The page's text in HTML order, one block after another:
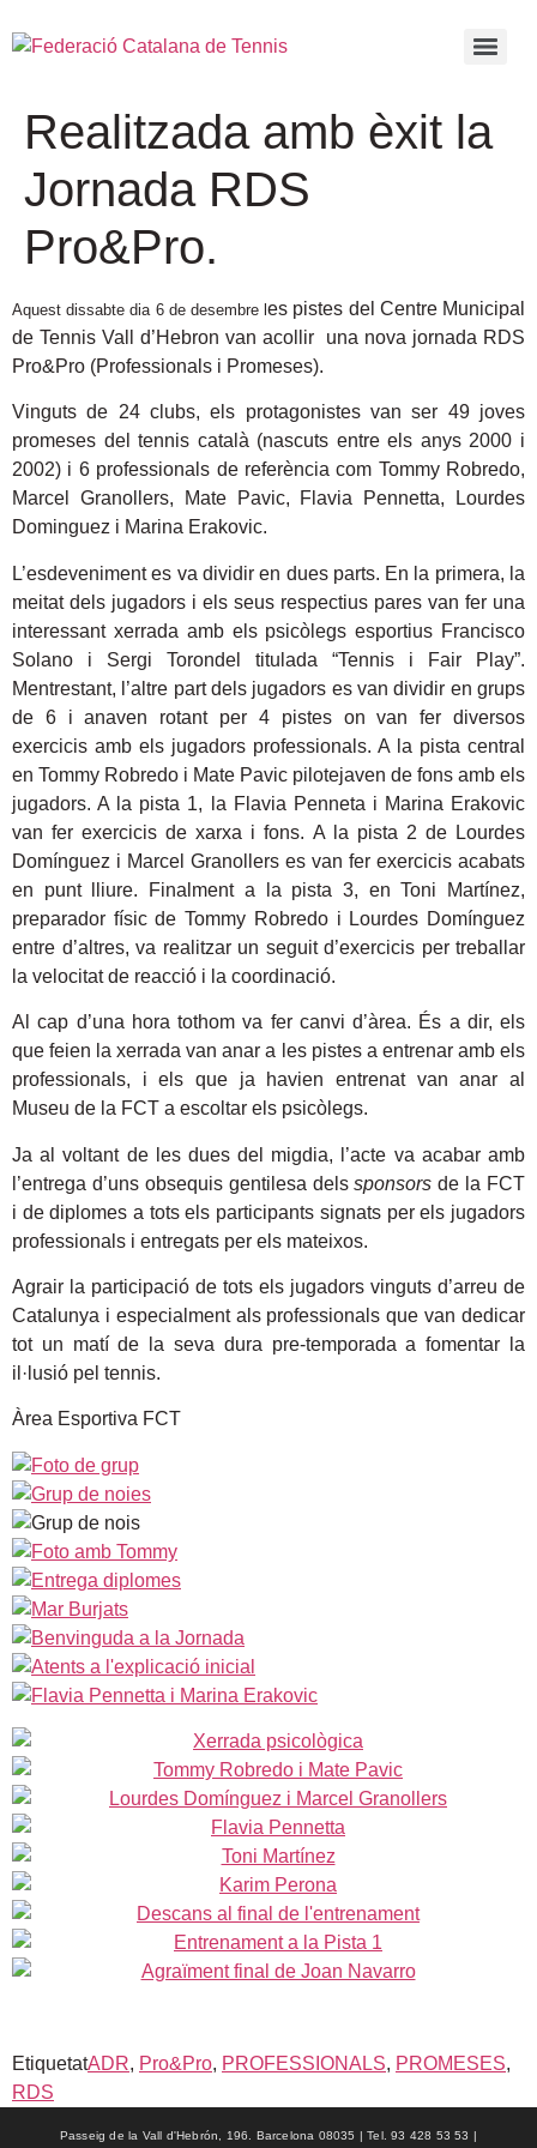
Realitzada amb èxit la
Jornada RDS
Pro&Pro.
Aquest dissabte dia 6 de desembre les pistes del Centre Municipal
de Tennis Vall d’Hebron van acollir una nova jornada RDS
Pro&Pro (Professionals i Promeses).
Vinguts de 24 clubs, els protagonistes van ser 49 joves
promeses del tennis català (nascuts entre els anys 2000 i
2002) i 6 professionals de referència com Tommy Robredo,
Marcel Granollers, Mate Pavic, Flavia Pennetta, Lourdes
Dominguez i Marina Erakovic.
L’esdeveniment es va dividir en dues parts. En la primera, la
meitat dels jugadors i els seus respectius pares van fer una
interessant xerrada amb els psicòlegs esportius Francisco
Solano i Sergi Torondel titulada “Tennis i Fair Play”.
Mentrestant, l’altre part dels jugadors es van dividir en grups
de 6 i anaven rotant per 4 pistes on van fer diversos
exercicis amb els jugadors professionals. A la pista central
en Tommy Robredo i Mate Pavic pilotejaven de fons amb els
jugadors. A la pista 1, la Flavia Penneta i Marina Erakovic
van fer exercicis de xarxa i fons. A la pista 2 de Lourdes
Domínguez i Marcel Granollers es van fer exercicis acabats
en punt lliure. Finalment a la pista 3, en Toni Martínez,
preparador físic de Tommy Robredo i Lourdes Domínguez
entre d’altres, va realitzar un seguit d’exercicis per treballar
la velocitat de reacció i la coordinació.
Al cap d’una hora tothom va fer canvi d’àrea. És a dir, els
que feien la xerrada van anar a les pistes a entrenar amb els
professionals, i els que ja havien entrenat van anar al
Museu de la FCT a escoltar els psicòlegs.
Ja al voltant de les dues del migdia, l’acte va acabar amb
l’entrega d’uns obsequis gentilesa delssponsors de la FCT
i de diplomes a tots els participants signats per els jugadors
professionals i entregats per els mateixos.
Agrair la participació de tots els jugadors vinguts d’arreu de
Catalunya i especialment als professionals que van dedicar
tot un matí de la seva dura pre-temporada a fomentar la
il·lusió pel tennis.
Àrea Esportiva FCT
EtiquetatADR, Pro&Pro, PROFESSIONALS, PROMESES,
RDS
Passeig de la Vall d'Hebrón, 196. Barcelona 08035 | Tel. 93 428 53 53 |